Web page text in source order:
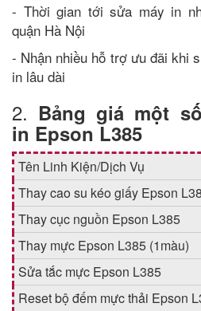
- Thời gian tới sửa máy in
quận Hà Nội
- Nhận nhiều hỗ trợ ưu đãi khi
in lâu dài
2. Bảng giá một
in Epson L385
Tên Linh Kiện/Dịch Vụ
Thay cao su kéo giấy Epson
Thay cục nguồn Epson L385
Thay mực Epson L385 (1màu)
Sửa tắc mực Epson L385
Reset bộ đếm mực thải Epson